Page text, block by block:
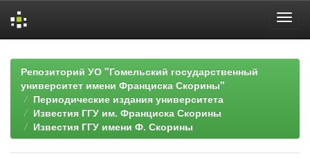
navigationРепозиторий УО "Гомельский государственный
университет имени Франциска Скорины"
Периодические издания университета
Известия ГГУ им. Франциска Скорины
Известия ГГУ имени Ф. Скорины